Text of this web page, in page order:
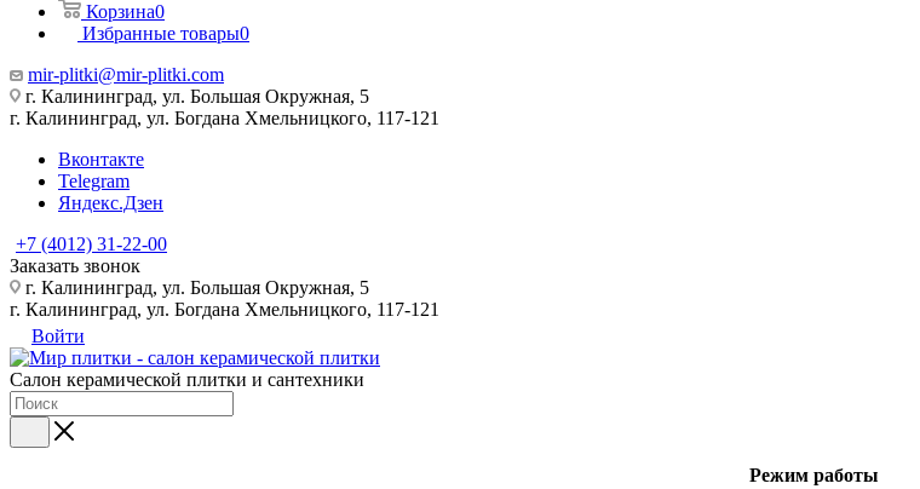
Корзина0
Избранные товары0
mir-plitki@mir-plitki.com
г. Калининград, ул. Большая Окружная, 5
г. Калининград, ул. Богдана Хмельницкого, 117-121
Вконтакте
Telegram
Яндекс.Дзен
+7 (4012) 31-22-00
Заказать звонок
г. Калининград, ул. Большая Окружная, 5
г. Калининград, ул. Богдана Хмельницкого, 117-121
Войти
Салон керамической плитки и сантехники
Режим работы